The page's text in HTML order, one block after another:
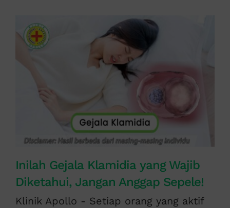
Inilah Gejala Klamidia yang Wajib
Diketahui, Jangan Anggap Sepele!
Klinik Apollo - Setiap orang yang aktif